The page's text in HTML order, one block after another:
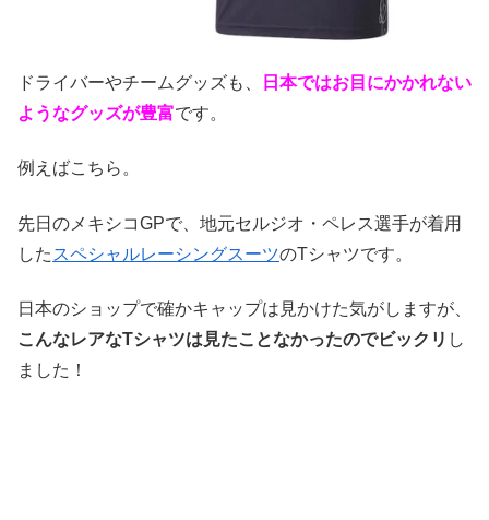
ドライバーやチームグッズも、
日本ではお目にかかれない
ようなグッズが豊富です。
例えばこちら。
先日のメキシコGPで、地元セルジオ・ペレス選手が着用
した スペシャルレーシングスーツのTシャツです。
日本のショップで確かキャップは見かけた気がしますが、
こんなレアなTシャツは見たことなかったのでビックリ し
ました！